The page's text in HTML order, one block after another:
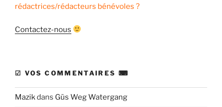
rédactrices/rédacteurs bénévoles ?
Contactez-nous
☑ VOS COMMENTAIRES ⌨
Mazikdans Güs Weg Watergang